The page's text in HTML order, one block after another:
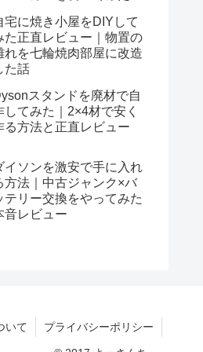
宅に焼き小屋をDIYして
た正直レビュー｜物置の
れを七輪焼肉部屋に改造
た話
スタンドを廃材で自
してみた｜2×4材で安く
る方法と正直レビュー
イソンを激安で手に入れ
方法｜中古ジャンク×バ
テリー交換をやってみた
音レビュー
いて プライバシーポリシー